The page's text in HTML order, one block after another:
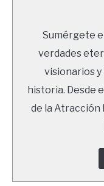
NEWSLETTER
Sumérgete
verdades
visionarios y
historia. Desde
de la Atracción